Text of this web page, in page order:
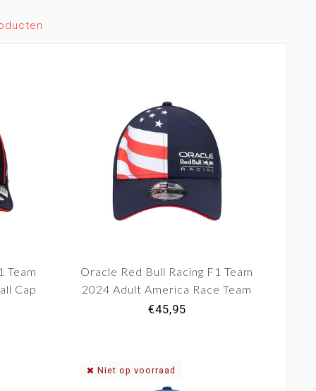
Team
Cap
Oracle Red Bull Racing F1 Team
2024 Adult America Race Team
Baseball Cap
€45,95
Niet op voorraad